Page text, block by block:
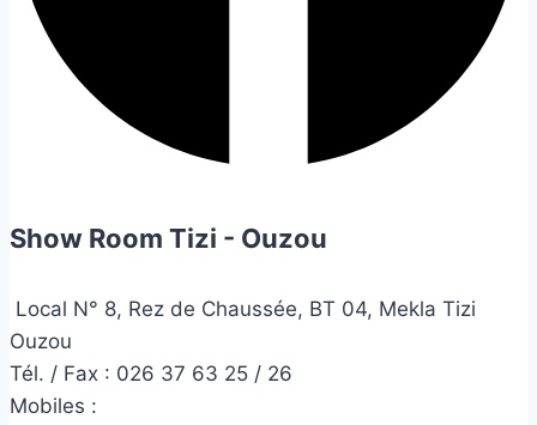
Show Room Tizi - Ouzou
Local N° 8, Rez de Chaussée, BT 04, Mekla Tizi
Ouzou
Tél. / Fax : 026 37 63 25 / 26
Mobiles :